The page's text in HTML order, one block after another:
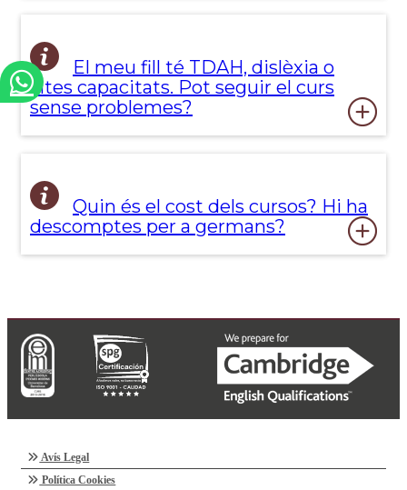
El meu fill té TDAH, dislèxia o
altes capacitats. Pot seguir el curs
sense problemes?
Quin és el cost dels cursos? Hi ha
descomptes per a germans?
Avís Legal
Política Cookies